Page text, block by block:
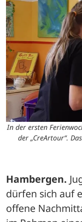
In der ersten
der „CreArtour“.
Hambergen.
dürfen sich auf
offene